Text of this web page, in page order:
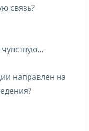
связь?
направлен на